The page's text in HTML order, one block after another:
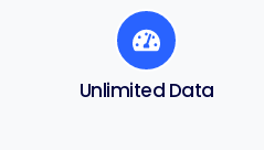
Unlimited Data